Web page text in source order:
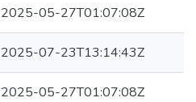
2025-05-27T01:07:08Z
2025-07-23T13:14:43Z
2025-05-27T01:07:08Z